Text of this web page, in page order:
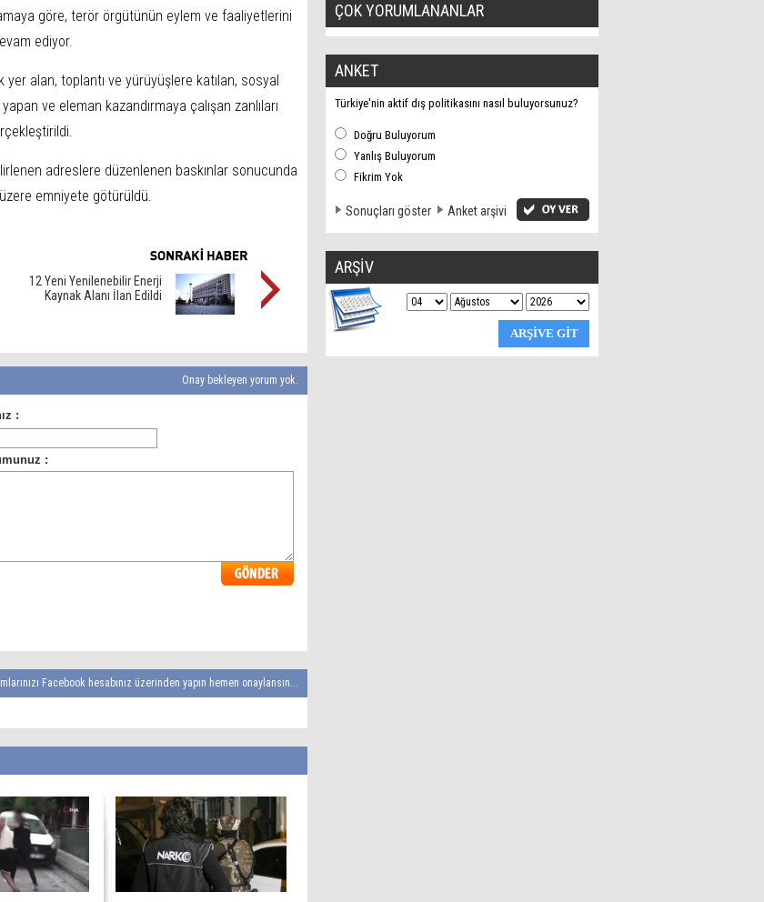
göre, terör örgütünün eylem ve faaliyetlerini
ediyor.
alan, toplantı ve yürüyüşlere katılan, sosyal
ve eleman kazandırmaya çalışan zanlıları
adreslere düzenlenen baskınlar sonucunda
üzere emniyete götürüldü.
12 Yeni Yenilenebilir Enerji
Kaynak Alanı İlan Edildi
Onay bekleyen yorum yok.
Facebook hesabınız üzerinden yapın hemen onaylansın...
ÇOK YORUMLANANLAR
ANKET
Türkiye'nin aktif dış politikasını nasıl buluyorsunuz?
Doğru Buluyorum
Yanlış Buluyorum
Fikrim Yok
Sonuçları göster Anket arşivi
ARŞİV